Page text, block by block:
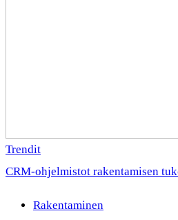
Trendit
CRM-ohjelmistot rakentamisen
Rakentaminen